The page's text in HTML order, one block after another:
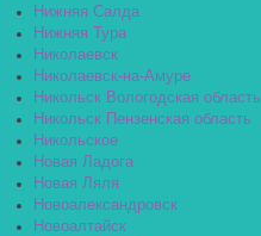
Нижняя Салда
Нижняя Тура
Николаевск
Николаевск-на-Амуре
Никольск Вологодская область
Никольск Пензенская область
Никольское
Новая Ладога
Новая Ляля
Новоалександровск
Новоалтайск